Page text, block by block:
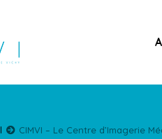
CIMVI – Le Centre d’Imagerie